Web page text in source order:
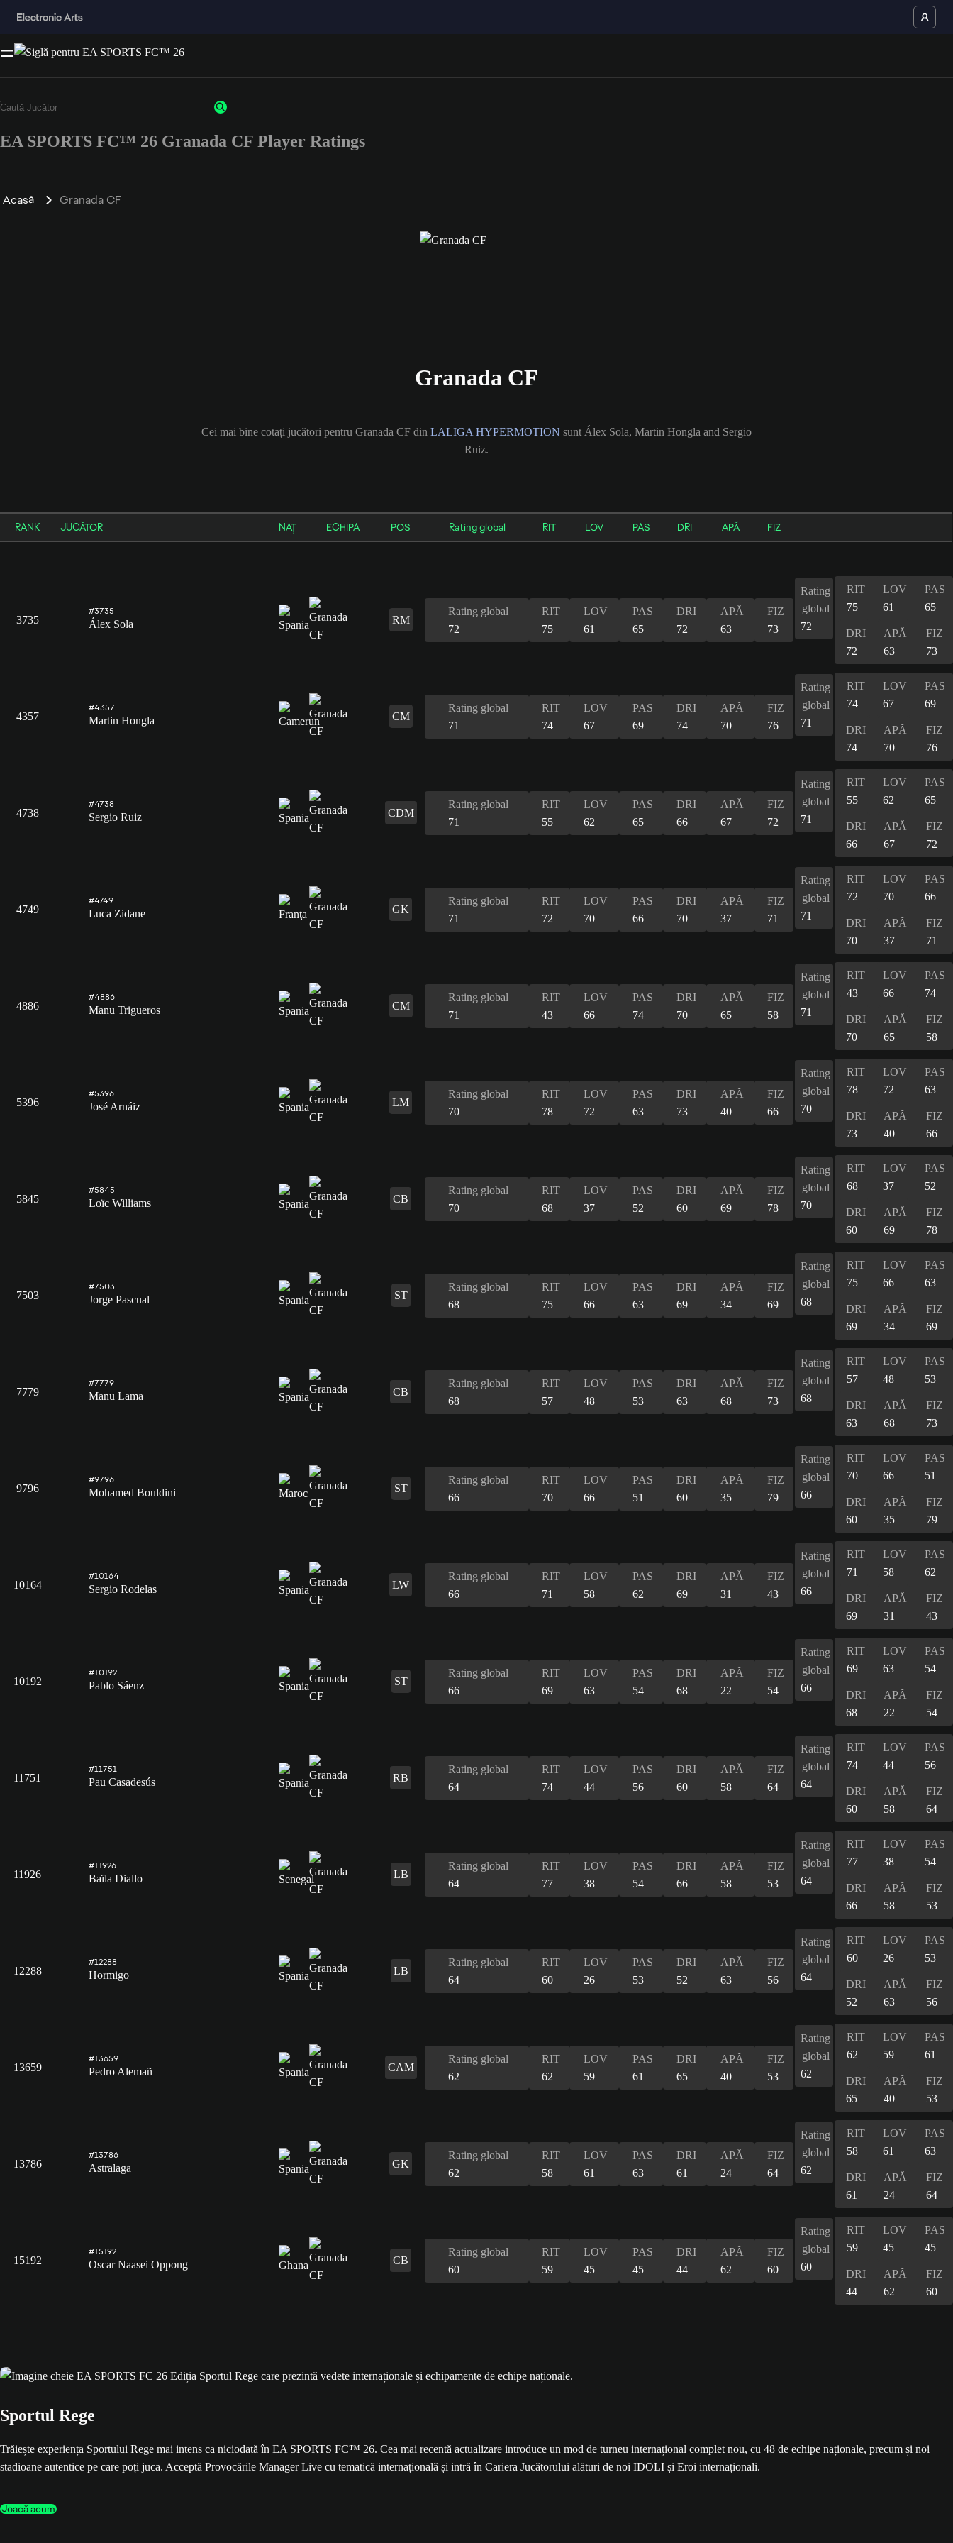
EA SPORTS FC™ 26 Granada CF Player Ratings
Acasă Granada CF
Granada CF
Cei mai bine cotați jucători pentru Granada CF din LALIGA HYPERMOTION sunt Álex Sola, Martin Hongla and Sergio
Ruiz.
RANK JUCĂTOR NAȚ ECHIPA POS Rating global RIT LOV PAS DRI APĂ FIZ
3735
#3735
Álex Sola RM
Rating global
72
RIT
75
LOV
61
PAS
65
DRI
72
APĂ
63
FIZ
73
Rating
global
72
RIT
75
LOV
61
PAS
65
DRI
72
APĂ
63
FIZ
73
4357
#4357
Martin Hongla CM
Rating global
71
RIT
74
LOV
67
PAS
69
DRI
74
APĂ
70
FIZ
76
Rating
global
71
RIT
74
LOV
67
PAS
69
DRI
74
APĂ
70
FIZ
76
4738
#4738
Sergio Ruiz CDM
Rating global
71
RIT
55
LOV
62
PAS
65
DRI
66
APĂ
67
FIZ
72
Rating
global
71
RIT
55
LOV
62
PAS
65
DRI
66
APĂ
67
FIZ
72
4749
#4749
Luca Zidane GK
Rating global
71
RIT
72
LOV
70
PAS
66
DRI
70
APĂ
37
FIZ
71
Rating
global
71
RIT
72
LOV
70
PAS
66
DRI
70
APĂ
37
FIZ
71
4886
#4886
Manu Trigueros CM
Rating global
71
RIT
43
LOV
66
PAS
74
DRI
70
APĂ
65
FIZ
58
Rating
global
71
RIT
43
LOV
66
PAS
74
DRI
70
APĂ
65
FIZ
58
5396
#5396
José Arnáiz LM
Rating global
70
RIT
78
LOV
72
PAS
63
DRI
73
APĂ
40
FIZ
66
Rating
global
70
RIT
78
LOV
72
PAS
63
DRI
73
APĂ
40
FIZ
66
5845
#5845
Loïc Williams CB
Rating global
70
RIT
68
LOV
37
PAS
52
DRI
60
APĂ
69
FIZ
78
Rating
global
70
RIT
68
LOV
37
PAS
52
DRI
60
APĂ
69
FIZ
78
7503
#7503
Jorge Pascual ST
Rating global
68
RIT
75
LOV
66
PAS
63
DRI
69
APĂ
34
FIZ
69
Rating
global
68
RIT
75
LOV
66
PAS
63
DRI
69
APĂ
34
FIZ
69
7779
#7779
Manu Lama CB
Rating global
68
RIT
57
LOV
48
PAS
53
DRI
63
APĂ
68
FIZ
73
Rating
global
68
RIT
57
LOV
48
PAS
53
DRI
63
APĂ
68
FIZ
73
9796
#9796
Mohamed Bouldini ST
Rating global
66
RIT
70
LOV
66
PAS
51
DRI
60
APĂ
35
FIZ
79
Rating
global
66
RIT
70
LOV
66
PAS
51
DRI
60
APĂ
35
FIZ
79
10164
#10164
Sergio Rodelas LW
Rating global
66
RIT
71
LOV
58
PAS
62
DRI
69
APĂ
31
FIZ
43
Rating
global
66
RIT
71
LOV
58
PAS
62
DRI
69
APĂ
31
FIZ
43
10192
#10192
Pablo Sáenz ST
Rating global
66
RIT
69
LOV
63
PAS
54
DRI
68
APĂ
22
FIZ
54
Rating
global
66
RIT
69
LOV
63
PAS
54
DRI
68
APĂ
22
FIZ
54
11751
#11751
Pau Casadesús RB
Rating global
64
RIT
74
LOV
44
PAS
56
DRI
60
APĂ
58
FIZ
64
Rating
global
64
RIT
74
LOV
44
PAS
56
DRI
60
APĂ
58
FIZ
64
11926
#11926
Baïla Diallo LB
Rating global
64
RIT
77
LOV
38
PAS
54
DRI
66
APĂ
58
FIZ
53
Rating
global
64
RIT
77
LOV
38
PAS
54
DRI
66
APĂ
58
FIZ
53
12288
#12288
Hormigo LB
Rating global
64
RIT
60
LOV
26
PAS
53
DRI
52
APĂ
63
FIZ
56
Rating
global
64
RIT
60
LOV
26
PAS
53
DRI
52
APĂ
63
FIZ
56
13659
#13659
Pedro Alemañ CAM
Rating global
62
RIT
62
LOV
59
PAS
61
DRI
65
APĂ
40
FIZ
53
Rating
global
62
RIT
62
LOV
59
PAS
61
DRI
65
APĂ
40
FIZ
53
13786
#13786
Astralaga GK
Rating global
62
RIT
58
LOV
61
PAS
63
DRI
61
APĂ
24
FIZ
64
Rating
global
62
RIT
58
LOV
61
PAS
63
DRI
61
APĂ
24
FIZ
64
15192
#15192
Oscar Naasei Oppong CB
Rating global
60
RIT
59
LOV
45
PAS
45
DRI
44
APĂ
62
FIZ
60
Rating
global
60
RIT
59
LOV
45
PAS
45
DRI
44
APĂ
62
FIZ
60
Sportul Rege
Trăiește experiența Sportului Rege mai intens ca niciodată în EA SPORTS FC™ 26. Cea mai recentă actualizare introduce un mod de turneu internațional complet nou, cu 48 de echipe naționale, precum și noi
stadioane autentice pe care poți juca. Acceptă Provocările Manager Live cu tematică internațională și intră în Cariera Jucătorului alături de noi IDOLI și Eroi internaționali.
Joacă acum